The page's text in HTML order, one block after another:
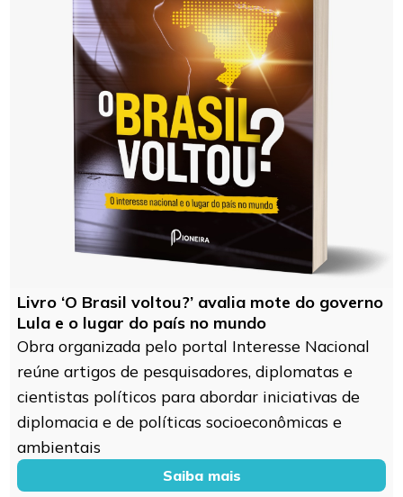
Livro ‘O Brasil voltou?’ avalia mote do governo
Lula e o lugar do país no mundo
Obra organizada pelo portal Interesse Nacional
reúne artigos de pesquisadores, diplomatas e
cientistas políticos para abordar iniciativas de
diplomacia e de políticas socioeconômicas e
ambientais
Saiba mais